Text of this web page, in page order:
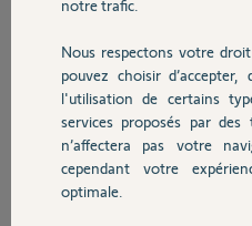
Chauffage
Autres produits
il y a plus de 5 ans
Participer au
Réponses
notre trafic.
Nous respectons votre
pouvez choisir
l'utilisation de certains
services proposés par
n’affectera pas votre
cependant votre
optimale.